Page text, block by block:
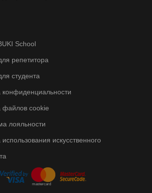
School
репетитора
студента
конфиденциальности
файлов cookie
лояльности
искусственного